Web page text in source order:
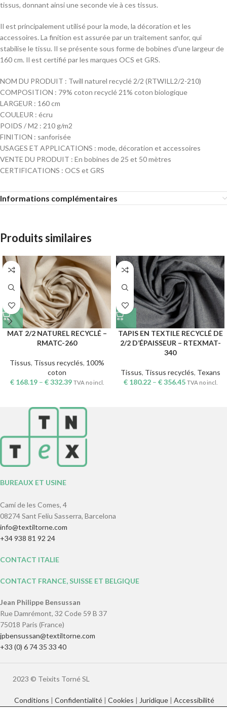
tissus, donnant ainsi une seconde vie à ces tissus.
Il est principalement utilisé pour la mode, la décoration et les
accessoires. La finition est assurée par un traitement sanfor, qui
stabilise le tissu. Il se présente sous forme de bobines d'une largeur de
160 cm. Il est certifié par les marques OCS et GRS.
NOM DU PRODUIT : Twill naturel recyclé 2/2 (RTWILL2/2-210)
COMPOSITION : 79% coton recyclé 21% coton biologique
LARGEUR : 160 cm
COULEUR : écru
POIDS / M2 : 210 g/m2
FINITION : sanforisée
USAGES ET APPLICATIONS : mode, décoration et accessoires
VENTE DU PRODUIT : En bobines de 25 et 50 mètres
CERTIFICATIONS : OCS et GRS
Informations complémentaires
Produits similaires
MAT 2/2 NATUREL RECYCLÉ –
RMATC-260
Tissus, Tissus recyclés, 100%
coton
€168.19– €332.39 TVA no incl.
TAPIS EN TEXTILE RECYCLÉ DE
2/2 D’ÉPAISSEUR – RTEXMAT-
340
Tissus, Tissus recyclés, Texans
€180.22– €356.45 TVA no incl.
BUREAUX ET USINE
Camí de les Comes, 4
08274 Sant Feliu Sasserra, Barcelona
info@textiltorne.com
+34 938 81 92 24
CONTACT ITALIE
CONTACT FRANCE, SUISSE ET BELGIQUE
Jean Philippe Bensussan
Rue Damrémont, 32 Code 59 B 37
75018 Paris (France)
jpbensussan@textiltorne.com
+33 (0) 6 74 35 33 40
2023 © Teixits Torné SL
Conditions | Confidentialité| Cookies | Juridique| Accessibilité